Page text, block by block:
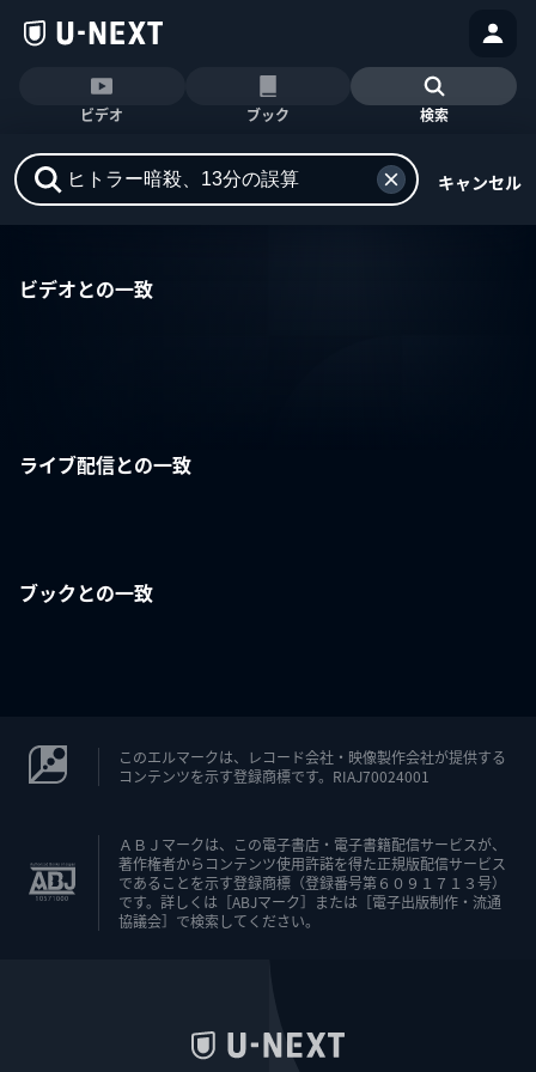
ビデオ ブック 検索
キャンセル
ビデオとの一致
ライブ配信との一致
ブックとの一致
このエルマークは、レコード会社・映像製作会社が提供する
コンテンツを示す登録商標です。RIAJ70024001
ＡＢＪマークは、この電子書店・電子書籍配信サービスが、
著作権者からコンテンツ使用許諾を得た正規版配信サービス
であることを示す登録商標（登録番号第６０９１７１３号）
です。詳しくは［ABJマーク］または［電子出版制作・流通
協議会］で検索してください。